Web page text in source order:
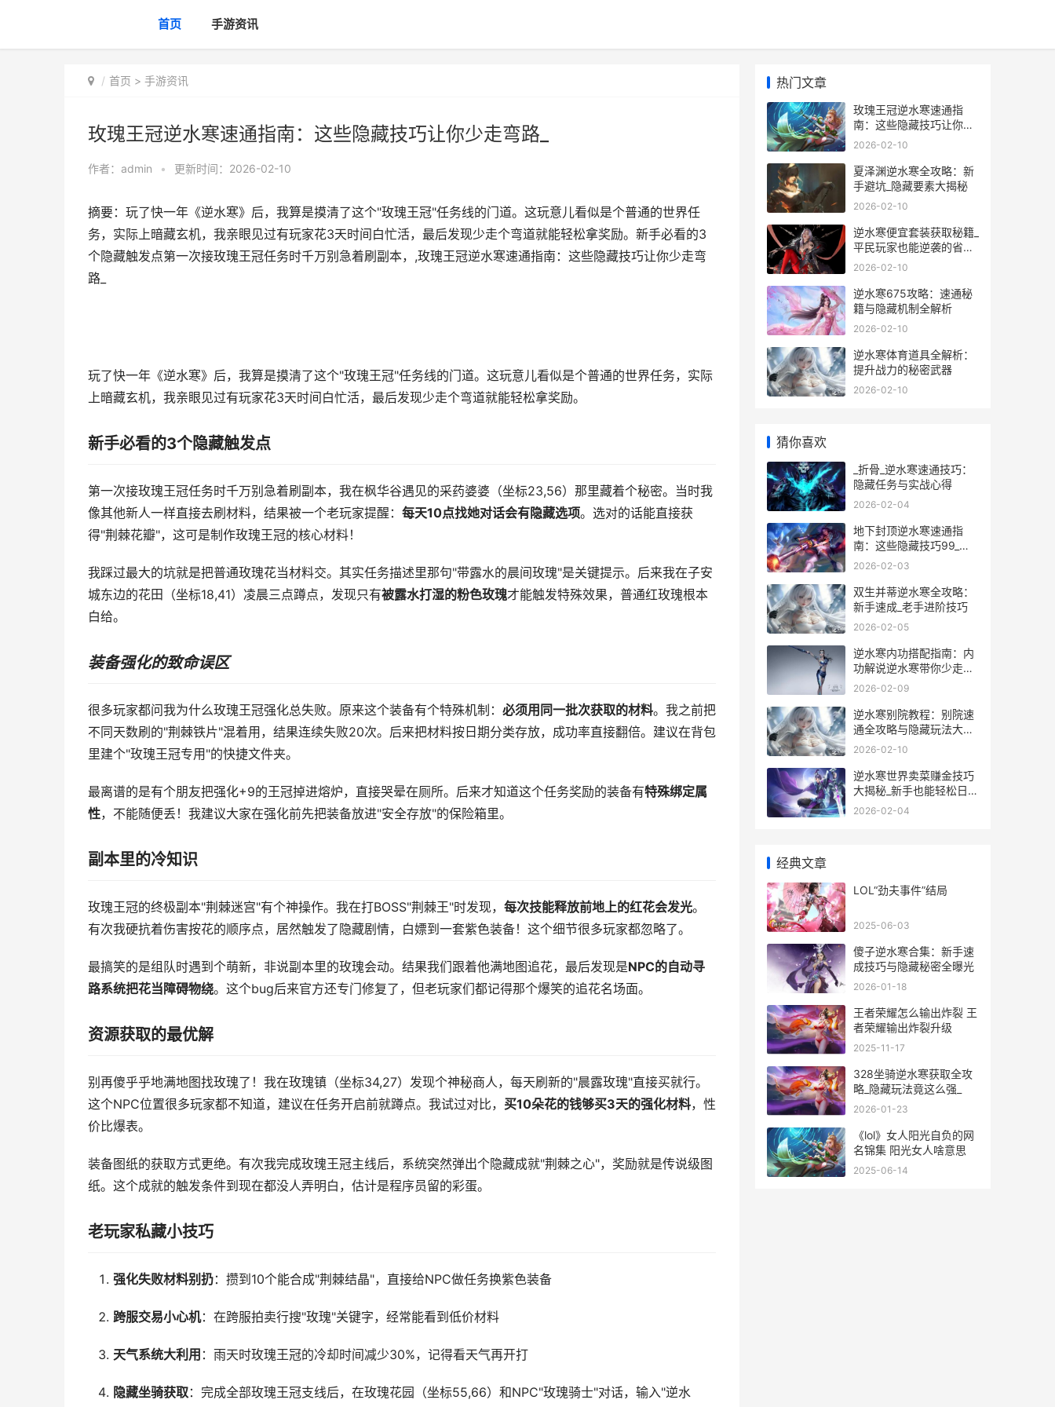
首页 手游资讯
首页 > 手游资讯
玫瑰王冠逆水寒速通指南：这些隐藏技巧让你少走弯路_
作者： admin • 更新时间：2026-02-10
摘要：玩了快一年《逆水寒》后，我算是摸清了这个"玫瑰王冠"任务线的门道。这玩意儿看似是个普通的世界任
务，实际上暗藏玄机，我亲眼见过有玩家花3天时间白忙活，最后发现少走个弯道就能轻松拿奖励。新手必看的3
个隐藏触发点第一次接玫瑰王冠任务时千万别急着刷副本，,玫瑰王冠逆水寒速通指南：这些隐藏技巧让你少走弯
路_
玩了快一年《逆水寒》后，我算是摸清了这个"玫瑰王冠"任务线的门道。这玩意儿看似是个普通的世界任务，实际
上暗藏玄机，我亲眼见过有玩家花3天时间白忙活，最后发现少走个弯道就能轻松拿奖励。
新手必看的3个隐藏触发点
第一次接玫瑰王冠任务时千万别急着刷副本，我在枫华谷遇见的采药婆婆（坐标23,56）那里藏着个秘密。当时我
像其他新人一样直接去刷材料，结果被一个老玩家提醒： 每天10点找她对话会有隐藏选项。选对的话能直接获
得"荆棘花瓣"，这可是制作玫瑰王冠的核心材料！
我踩过最大的坑就是把普通玫瑰花当材料交。其实任务描述里那句"带露水的晨间玫瑰"是关键提示。后来我在子安
城东边的花田（坐标18,41）凌晨三点蹲点，发现只有被露水打湿的粉色玫瑰才能触发特殊效果，普通红玫瑰根本
白给。
装备强化的致命误区
很多玩家都问我为什么玫瑰王冠强化总失败。原来这个装备有个特殊机制： 必须用同一批次获取的材料。我之前把
不同天数刷的"荆棘铁片"混着用，结果连续失败20次。后来把材料按日期分类存放，成功率直接翻倍。建议在背包
里建个"玫瑰王冠专用"的快捷文件夹。
最离谱的是有个朋友把强化+9的王冠掉进熔炉，直接哭晕在厕所。后来才知道这个任务奖励的装备有特殊绑定属
性，不能随便丢！我建议大家在强化前先把装备放进"安全存放"的保险箱里。
副本里的冷知识
玫瑰王冠的终极副本"荆棘迷宫"有个神操作。我在打BOSS"荆棘王"时发现， 每次技能释放前地上的红花会发光。
有次我硬抗着伤害按花的顺序点，居然触发了隐藏剧情，白嫖到一套紫色装备！这个细节很多玩家都忽略了。
最搞笑的是组队时遇到个萌新，非说副本里的玫瑰会动。结果我们跟着他满地图追花，最后发现是NPC的自动寻
路系统把花当障碍物绕。这个bug后来官方还专门修复了，但老玩家们都记得那个爆笑的追花名场面。
资源获取的最优解
别再傻乎乎地满地图找玫瑰了！我在玫瑰镇（坐标34,27）发现个神秘商人，每天刷新的"晨露玫瑰"直接买就行。
这个NPC位置很多玩家都不知道，建议在任务开启前就蹲点。我试过对比， 买10朵花的钱够买3天的强化材料，性
价比爆表。
装备图纸的获取方式更绝。有次我完成玫瑰王冠主线后，系统突然弹出个隐藏成就"荆棘之心"，奖励就是传说级图
纸。这个成就的触发条件到现在都没人弄明白，估计是程序员留的彩蛋。
老玩家私藏小技巧
强化失败材料别扔：攒到10个能合成"荆棘结晶"，直接给NPC做任务换紫色装备
跨服交易小心机：在跨服拍卖行搜"玫瑰"关键字，经常能看到低价材料
天气系统大利用 ：雨天时玫瑰王冠的冷却时间减少30%，记得看天气再开打
隐藏坐骑获取：完成全部玫瑰王冠支线后，在玫瑰花园（坐标55,66）和NPC"玫瑰骑士"对话，输入"逆水
热门文章
玫瑰王冠逆水寒速通指
南：这些隐藏技巧让你少
走弯路_
2026-02-10
夏泽渊逆水寒全攻略：新
手避坑_隐藏要素大揭秘
2026-02-10
逆水寒便宜套装获取秘籍_
平民玩家也能逆袭的省钱
攻略
2026-02-10
逆水寒675攻略：速通秘
籍与隐藏机制全解析
2026-02-10
逆水寒体育道具全解析：
提升战力的秘密武器
2026-02-10
猜你喜欢
_折骨_逆水寒速通技巧：
隐藏任务与实战心得
2026-02-04
地下封顶逆水寒速通指
南：这些隐藏技巧99_玩
家不知道_
2026-02-03
双生并蒂逆水寒全攻略：
新手速成_老手进阶技巧
2026-02-05
逆水寒内功搭配指南：内
功解说逆水寒带你少走弯
路
2026-02-09
逆水寒别院教程：别院速
通全攻略与隐藏玩法大揭
秘
2026-02-10
逆水寒世界卖菜赚金技巧
大揭秘_新手也能轻松日入
千两
2026-02-04
经典文章
LOL“劲夫事件”结局
2025-06-03
傻子逆水寒合集：新手速
成技巧与隐藏秘密全曝光
2026-01-18
王者荣耀怎么输出炸裂 王
者荣耀输出炸裂升级
2025-11-17
328坐骑逆水寒获取全攻
略_隐藏玩法竟这么强_
2026-01-23
《lol》女人阳光自负的网
名锦集 阳光女人啥意思
2025-06-14